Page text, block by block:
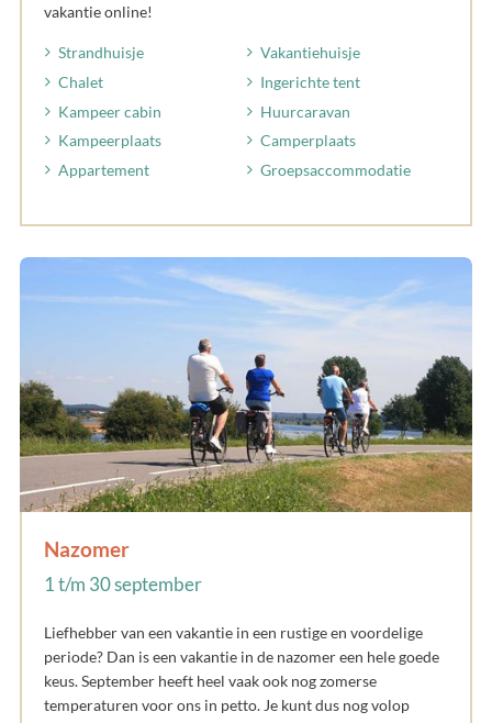
vakantie online!
Strandhuisje
Vakantiehuisje
Chalet
Ingerichte tent
Kampeer cabin
Huurcaravan
Kampeerplaats
Camperplaats
Appartement
Groepsaccommodatie
Nazomer
1 t/m 30 september
Liefhebber van een vakantie in een rustige en voordelige
periode? Dan is een vakantie in de nazomer een hele goede
keus. September heeft heel vaak ook nog zomerse
temperaturen voor ons in petto. Je kunt dus nog volop